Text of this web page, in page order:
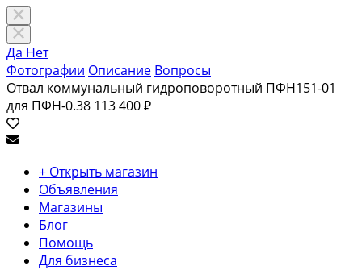
Да Нет
Фотографии Описание Вопросы
Отвал коммунальный гидроповоротный ПФН151-01
для ПФН-0.38 113 400 ₽
+ Открыть магазин
Объявления
Магазины
Блог
Помощь
Для бизнеса